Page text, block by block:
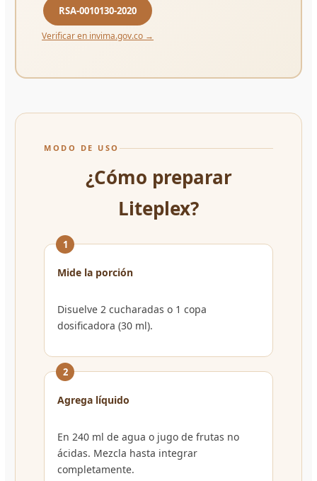
RSA-0010130-2020
Verificar en invima.gov.co →
MODO DE USO
¿Cómo preparar
Liteplex?
1
Mide la porción
Disuelve 2 cucharadas o 1 copa
dosificadora (30 ml).
2
Agrega líquido
En 240 ml de agua o jugo de frutas no
ácidas. Mezcla hasta integrar
completamente.